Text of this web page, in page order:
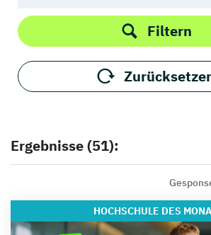
Filtern
Ergebnisse (51):
HOCHSCHULE DES